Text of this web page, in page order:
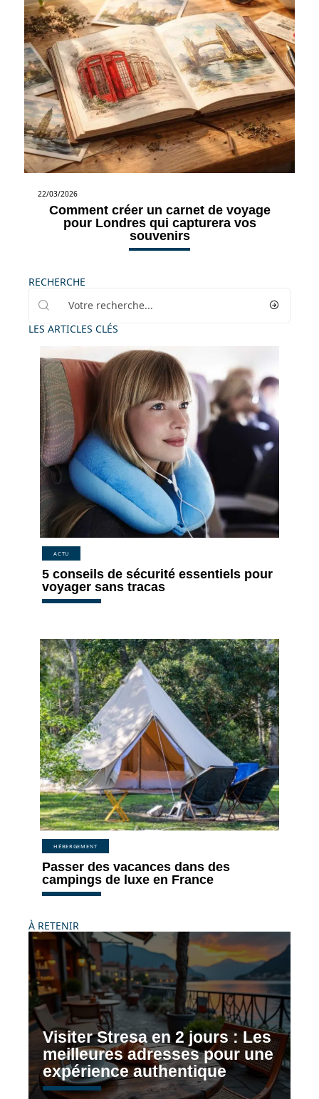
22/03/2026
Comment créer un carnet de voyage
pour Londres qui capturera vos
souvenirs
RECHERCHE
LES ARTICLES CLÉS
ACTU
5 conseils de sécurité essentiels pour
voyager sans tracas
HÉBERGEMENT
Passer des vacances dans des
campings de luxe en France
À RETENIR
Visiter Stresa en 2 jours : Les
meilleures adresses pour une
expérience authentique